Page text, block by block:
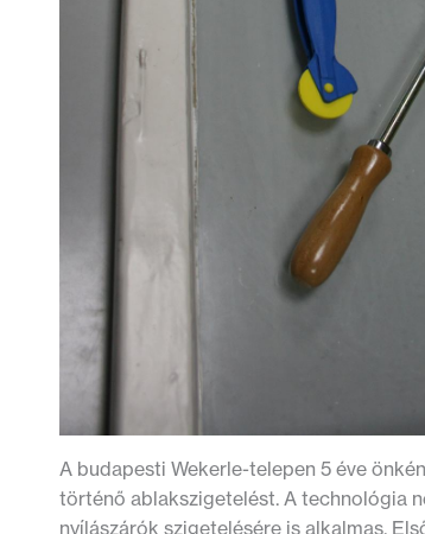
A budapesti Wekerle-telepen 5 éve
történő ablakszigetelést. A technológia
nyílászárók szigetelésére is alkalmas.